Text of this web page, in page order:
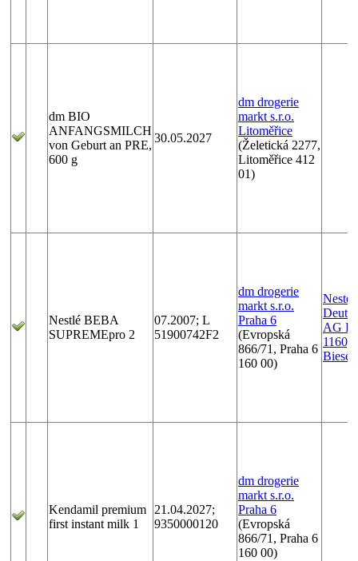
dm BIO
ANFANGSMILCH
von Geburt an PRE,
600 g
30.05.2027
dm drogerie
markt s.r.o.
Litoměřice
(Želetická 2277,
Litoměřice 412
01)
Nestlé BEBA
SUPREMEpro 2
07.2007; L
51900742F2
dm drogerie
markt s.r.o.
Praha 6
(Evropská
866/71, Praha 6
160 00)
Nesté
AG
1160,
Kendamil premium
first instant milk 1
21.04.2027;
9350000120
dm drogerie
markt s.r.o.
Praha 6
(Evropská
866/71, Praha 6
160 00)